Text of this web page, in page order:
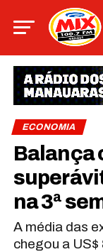
ECONOMIA
Balança
na 3ª
A média das
chegou a